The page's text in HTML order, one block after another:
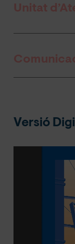
Unitat
Versió